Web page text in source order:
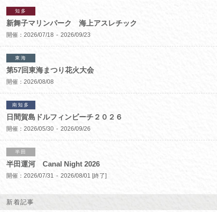
知多
新舞子マリンパーク 海上アスレチック
開催： 2026/07/18 2026/09/23
東海
第57回東海まつり花火大会
開催：2026/08/08
南知多
日間賀島ドルフィンビーチ２０２６
開催：2026/05/30 2026/09/26
半田
半田運河 Canal Night 2026
開催：2026/07/31 2026/08/01 [終了]
新着記事